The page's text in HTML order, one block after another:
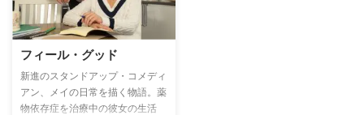
フィール・グッド
新進のスタンドアップ・コメディ
アン、メイの日常を描く物語。薬
物依存症を治療中の彼女の生活